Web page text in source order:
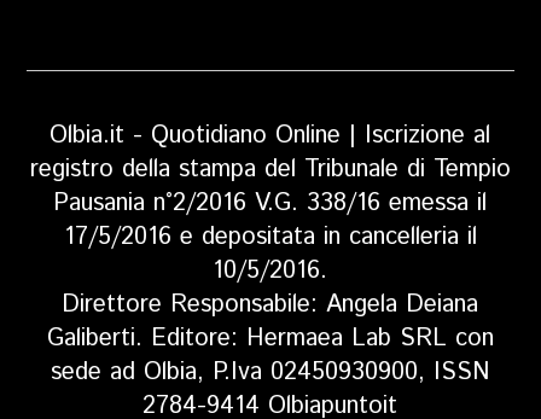
Olbia.it - Quotidiano Online | Iscrizione al
registro della stampa del Tribunale di Tempio
Pausania n°2/2016 V.G. 338/16 emessa il
17/5/2016 e depositata in cancelleria il
10/5/2016.
Direttore Responsabile: Angela Deiana
Galiberti. Editore: Hermaea Lab SRL con
sede ad Olbia, P.Iva 02450930900, ISSN
2784-9414 Olbiapuntoit